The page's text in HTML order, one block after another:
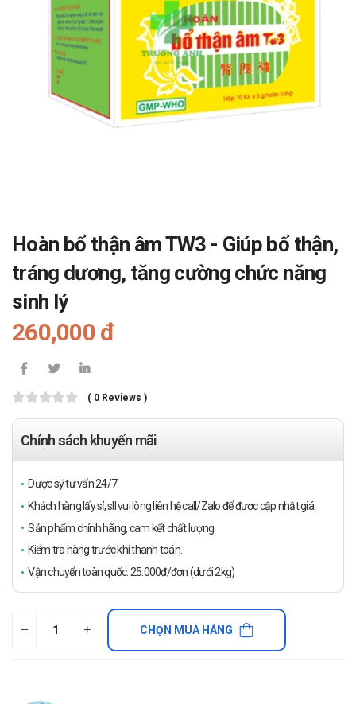
Hoàn bổ thận âm TW3 - Giúp bổ thận,
tráng dương, tăng cường chức năng
sinh lý
260,000 đ
( 0 Reviews )
Chính sách khuyến mãi
Dược sỹ tư vấn 24/7.
Khách hàng lấy sỉ, sll vui lòng liên hệ call/Zalo để được cập nhật giá
Sản phẩm chính hãng, cam kết chất lượng.
Kiểm tra hàng trước khi thanh toán.
Vận chuyển toàn quốc: 25.000đ/đơn (dưới 2kg)
CHỌN MUA HÀNG